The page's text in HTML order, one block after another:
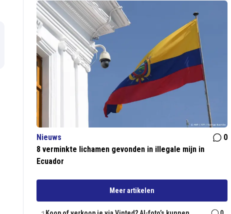
Nieuws
0
8 verminkte lichamen gevonden in illegale mijn in
Ecuador
Meer artikelen